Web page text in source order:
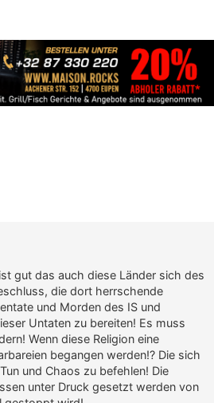
gut das auch diese Länder sich des
die dort herrschende
und Morden des IS und
Untaten zu bereiten! Es muss
Wenn diese Religion eine
begangen werden!? Die sich
und Chaos zu befehlen! Die
unter Druck gesetzt werden von